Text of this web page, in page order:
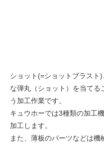
ショット(=ショットブラスト
な弾丸（ショット）を当て
う加工作業です。
キュウホーでは3種類の加工
加工します。
また、薄板のパーツなどは機